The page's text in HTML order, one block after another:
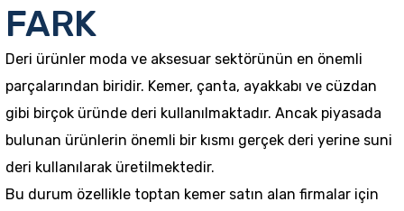
FARK
Deri ürünler moda ve aksesuar sektörünün en önemli
parçalarından biridir. Kemer, çanta, ayakkabı ve cüzdan
gibi birçok üründe deri kullanılmaktadır. Ancak piyasada
bulunan ürünlerin önemli bir kısmı gerçek deri yerine suni
deri kullanılarak üretilmektedir.
Bu durum özellikle toptan kemer satın alan firmalar için